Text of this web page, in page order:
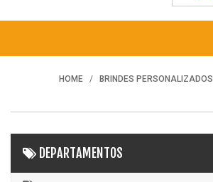
HOME BRINDES PERSONALIZADOS
DEPARTAMENTOS